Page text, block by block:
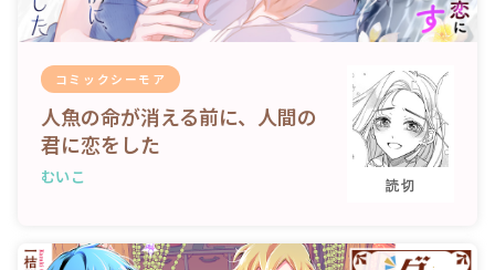
コミックシーモア
人魚の命が消える前に、人間の
君に恋をした
むいこ 読切